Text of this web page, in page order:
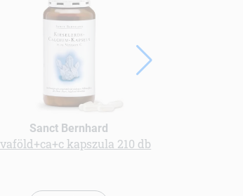
Sanct Bernhard
kapszula 210 db